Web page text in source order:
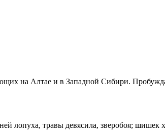
на Алтае и в Западной Сибири.
лопуха, травы девясила, зверобоя; шишек